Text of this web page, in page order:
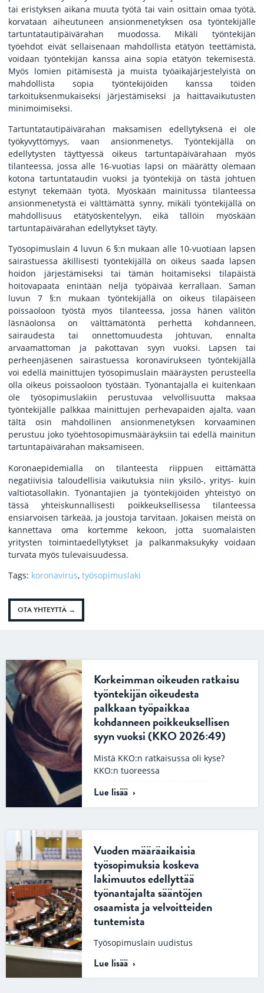
tai eristyksen aikana muuta työtä tai vain osittain omaa työtä,
korvataan aiheutuneen ansionmenetyksen osa työntekijälle
tartuntatautipäivärahan muodossa. Mikäli työntekijän
työehdot eivät sellaisenaan mahdollista etätyön teettämistä,
voidaan työntekijän kanssa aina sopia etätyön tekemisestä.
Myös lomien pitämisestä ja muista työaikajärjestelyistä on
mahdollista sopia työntekijöiden kanssa töiden
tarkoituksenmukaiseksi järjestämiseksi ja haittavaikutusten
minimoimiseksi.
Tartuntatautipäivärahan maksamisen edellytyksenä ei ole
työkyvyttömyys, vaan ansionmenetys. Työntekijällä on
edellytysten täyttyessä oikeus tartuntapäivärahaan myös
tilanteessa, jossa alle 16-vuotias lapsi on määrätty olemaan
kotona tartuntataudin vuoksi ja työntekijä on tästä johtuen
estynyt tekemään työtä. Myöskään mainitussa tilanteessa
ansionmenetystä ei välttämättä synny, mikäli työntekijällä on
mahdollisuus etätyöskentelyyn, eikä tällöin myöskään
tartuntapäivärahan edellytykset täyty.
Työsopimuslain 4 luvun 6 §:n mukaan alle 10-vuotiaan lapsen
sairastuessa äkillisesti työntekijällä on oikeus saada lapsen
hoidon järjestämiseksi tai tämän hoitamiseksi tilapäistä
hoitovapaata enintään neljä työpäivää kerrallaan. Saman
luvun 7 §:n mukaan työntekijällä on oikeus tilapäiseen
poissaoloon työstä myös tilanteessa, jossa hänen välitön
läsnäolonsa on välttämätöntä perhettä kohdanneen,
sairaudesta tai onnettomuudesta johtuvan, ennalta
arvaamattoman ja pakottavan syyn vuoksi. Lapsen tai
perheenjäsenen sairastuessa koronavirukseen työntekijällä
voi edellä mainittujen työsopimuslain määräysten perusteella
olla oikeus poissaoloon työstään. Työnantajalla ei kuitenkaan
ole työsopimuslakiin perustuvaa velvollisuutta maksaa
työntekijälle palkkaa mainittujen perhevapaiden ajalta, vaan
tältä osin mahdollinen ansionmenetyksen korvaaminen
perustuu joko työehtosopimusmääräyksiin tai edellä mainitun
tartuntapäivärahan maksamiseen.
Koronaepidemialla on tilanteesta riippuen eittämättä
negatiivisia taloudellisia vaikutuksia niin yksilö-, yritys- kuin
valtiotasollakin. Työnantajien ja työntekijöiden yhteistyö on
tässä yhteiskunnallisesti poikkeuksellisessa tilanteessa
ensiarvoisen tärkeää, ja joustoja tarvitaan. Jokaisen meistä on
kannettava oma kortemme kekoon, jotta suomalaisten
yritysten toimintaedellytykset ja palkanmaksukyky voidaan
turvata myös tulevaisuudessa.
Tags: koronavirus,työsopimuslaki
OTA YHTEYTTÄ
Korkeimman oikeuden ratkaisu
työntekijän oikeudesta
palkkaan työpaikkaa
kohdanneen poikkeuksellisen
syyn vuoksi (KKO 2026:49)
Mistä KKO:n ratkaisussa oli kyse?
KKO:n tuoreessa
tapausta, jossa työnantaja oli
katsonut koulunkäynninohjaaja A:n
koronaviruspandemiasta
johtuneiden…
Lue lisää
Vuoden määräaikaisia
työsopimuksia koskeva
lakimuutos edellyttää
työnantajalta sääntöjen
osaamista ja velvoitteiden
tuntemista
Työsopimuslain uudistus
voimaan 1.6.2026. Lakimuutoksen
myötä enintään vuoden kestävän
Lue lisää